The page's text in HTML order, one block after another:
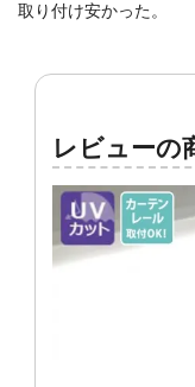
取り付け安かった。
レビューの